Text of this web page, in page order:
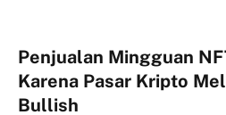
Penjualan Mingguan
Karena Pasar Kripto
Bullish